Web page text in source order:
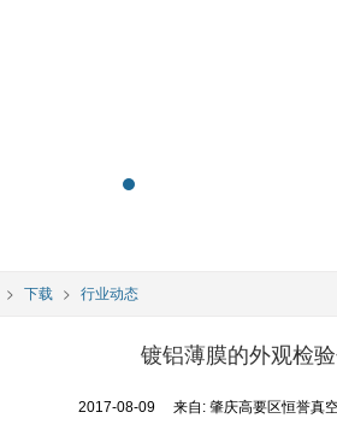
> 下载 > 行业动态
镀铝薄膜的外观检
2017-08-09 来自:肇庆高要区恒誉真